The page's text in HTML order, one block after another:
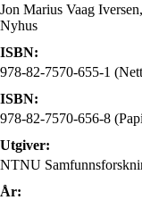
Jon Marius Vaag
Nyhus
ISBN:
978-82-7570-655-1
ISBN:
978-82-7570-656-8
Utgiver:
NTNU
År: